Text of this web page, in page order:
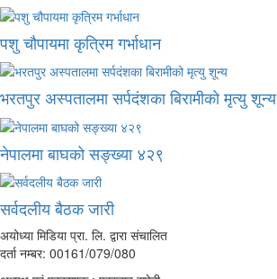
पशु चौपायमा कृत्रिम गर्भाधान
भरतपुर अस्पतालमा सर्पदंशका बिरामीको मृत्यु शून्य
नेपालमा बाघको सङ्ख्या ४२९
सर्वदलीय बैठक जारी
अयोध्या मिडिया प्रा. लि. द्वारा संचालित
दर्ता नम्बर: 00161/079/080